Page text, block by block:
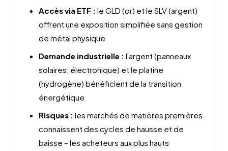
Accès via ETF : le GLD (or) et le SLV (argent)
offrent une exposition simplifiée sans gestion
de métal physique
Demande industrielle : l'argent (panneaux
solaires, électronique) et le platine
(hydrogène) bénéficient de la transition
énergétique
Risques : les marchés de matières premières
connaissent des cycles de hausse et de
baisse – les acheteurs aux plus hauts